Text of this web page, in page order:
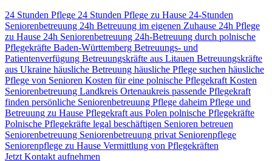
24 Stunden Pflege 24 Stunden Pflege zu Hause 24-Stunden
Seniorenbetreuung 24h Betreuung im eigenen Zuhause 24h Pflege
zu Hause 24h Seniorenbetreuung 24h-Betreuung durch polnische
Pflegekräfte Baden-Württemberg Betreuungs- und
Patientenverfügung Betreuungskräfte aus Litauen Betreuungskräfte
aus Ukraine häusliche Betreuung häusliche Pflege suchen häusliche
Pflege von Senioren Kosten für eine polnische Pflegekraft Kosten
Seniorenbetreuung Landkreis Ortenaukreis passende Pflegekraft
finden persönliche Seniorenbetreuung Pflege daheim Pflege und
Betreuung zu Hause Pflegekraft aus Polen polnische Pflegekräfte
Polnische Pflegekräfte legal beschäftigen Senioren betreuen
Seniorenbetreuung Seniorenbetreuung privat Seniorenpflege
Seniorenpflege zu Hause Vermittlung von Pflegekräften
Jetzt Kontakt aufnehmen